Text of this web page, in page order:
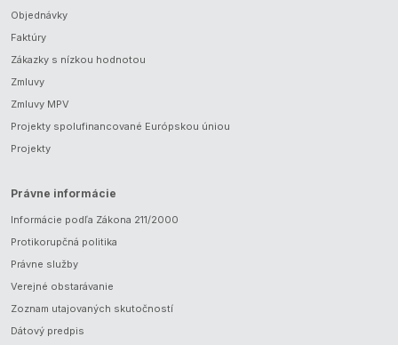
Objednávky
Faktúry
Zákazky s nízkou hodnotou
Zmluvy
Zmluvy MPV
Projekty spolufinancované Európskou úniou
Projekty
Právne informácie
Informácie podľa Zákona 211/2000
Protikorupčná politika
Právne služby
Verejné obstarávanie
Zoznam utajovaných skutočností
Dátový predpis